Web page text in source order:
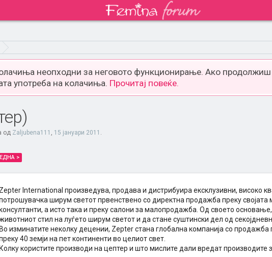
неопходни за неговото функционирање. Ако
употреба на колачиња. Прочитај повеќе.
од Zaljubena111 , 15 јануари 2011 .
>
Zepter International произведува, продава и дистрибуира ексклузивни, високо
ширум светот првенствено со директна продажба преку
а исто така и преку салони за малопродажба. Од своето
стил на луѓето ширум светот и да стане суштински дел од
Во изминатите неколку децении, Zepter стана глобална компанија со
40 земји на пет континенти во целиот свет.
Колку користите производи на цептер и што мислите дали вредат производите